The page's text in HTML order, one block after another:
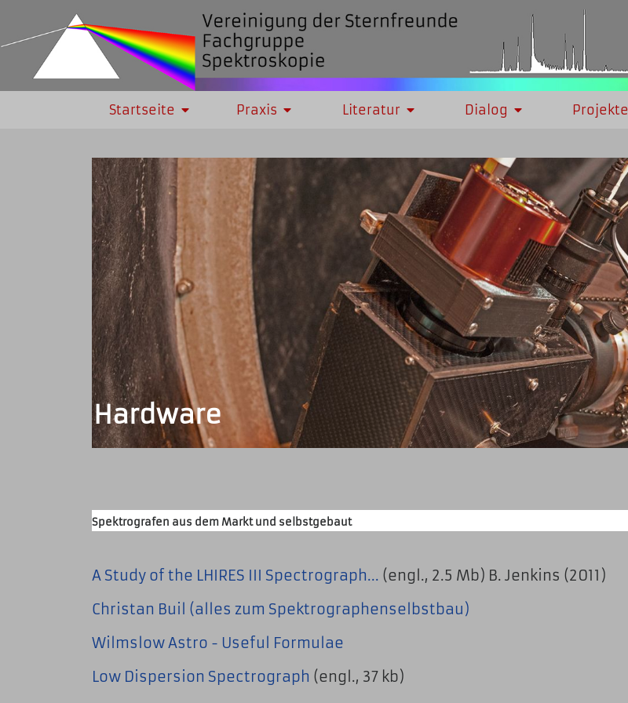
Startseite Praxis Literatur Dialog Projekte
Hardware
Spektrografen aus dem Markt und selbstgebaut
A Study of the LHIRES III Spectrograph... (engl., 2.5 Mb) B. Jenkins (2011)
Christan Buil (alles zum Spektrographenselbstbau)
Wilmslow Astro - Useful Formulae
Low Dispersion Spectrograph (engl., 37 kb)